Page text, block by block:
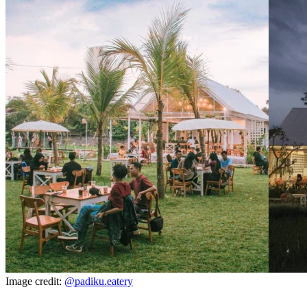
Image credit: @padiku.eatery